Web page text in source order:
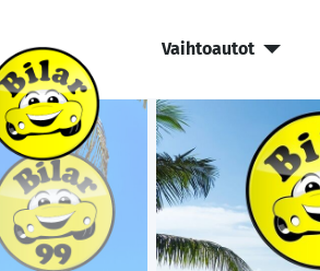
Vaihtoautot